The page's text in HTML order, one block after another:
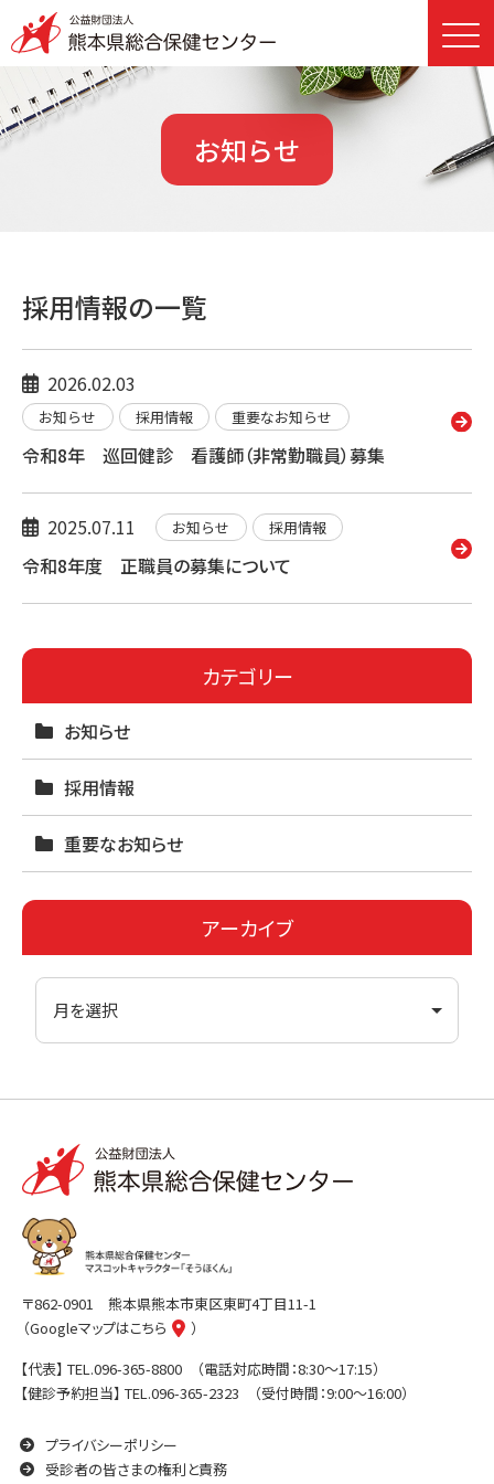
お知らせ
採用情報の一覧
2026.02.03
お知らせ 採用情報 重要なお知らせ
令和8年 巡回健診 看護師（非常勤職員）募集
2025.07.11 お知らせ 採用情報
令和8年度 正職員の募集について
カテゴリー
お知らせ
採用情報
重要なお知らせ
アーカイブ
〒862-0901
熊本県熊本市東区東町4丁目11-1
（Googleマップはこちら
）
【代表】 TEL.096-365-8800
（電話対応時間：8:30〜17:15）
【健診予約担当】 TEL.096-365-2323 （受付時間：9:00〜16:00）
プライバシーポリシー
受診者の皆さまの権利と責務